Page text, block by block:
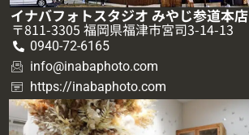
イナバフォトスタジオ みやじ参道本店
〒811-3305 福岡県福津市宮司3-14-13
0940-72-6165
info@inabaphoto.com
https://inabaphoto.com